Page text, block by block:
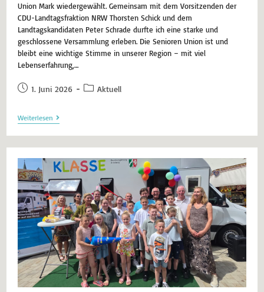
Union Mark wiedergewählt. Gemeinsam mit dem Vorsitzenden der
CDU-Landtagsfraktion NRW Thorsten Schick und dem
Landtagskandidaten Peter Schrade durfte ich eine starke und
geschlossene Versammlung erleben. Die Senioren Union ist und
bleibt eine wichtige Stimme in unserer Region – mit viel
Lebenserfahrung,…
1. Juni 2026 Aktuell
Weiterlesen